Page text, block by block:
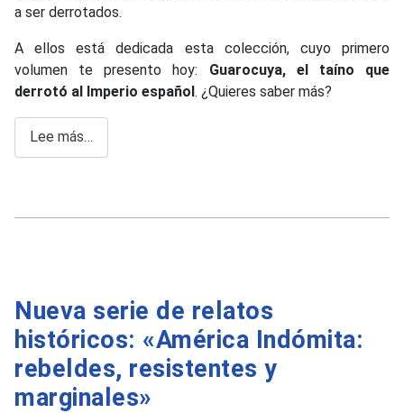
a ser derrotados.
A ellos está dedicada esta colección, cuyo primero
volumen te presento hoy: Guarocuya, el taíno que
derrotó al Imperio español. ¿Quieres saber más?
Lee más…
Nueva serie de relatos
históricos: «América Indómita:
rebeldes, resistentes y
marginales»